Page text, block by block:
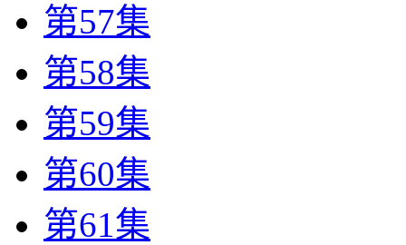
第57集
第58集
第59集
第60集
第61集